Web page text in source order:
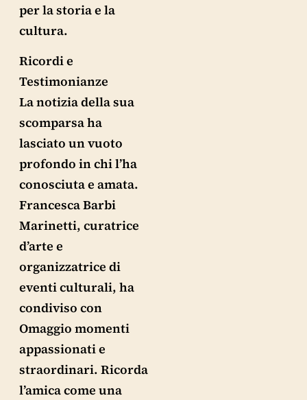
per la storia e la
cultura.
Ricordi e
Testimonianze
La notizia della sua
scomparsa ha
lasciato un vuoto
profondo in chi l’ha
conosciuta e amata.
Francesca Barbi
Marinetti, curatrice
d’arte e
organizzatrice di
eventi culturali, ha
condiviso con
Omaggio momenti
appassionati e
straordinari. Ricorda
l’amica come una